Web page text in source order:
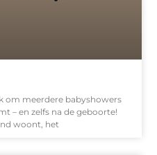
om meerdere babyshowers
– en zelfs na de geboorte!
woont, het